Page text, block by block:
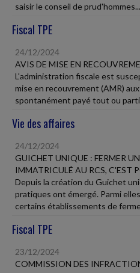
saisir le conseil de prud'hommes...
Fiscal TPE
24/12/2024
AVIS DE MISE EN
L'administration fiscale est
mise en recouvrement (AMR)
spontanément payé tout ou
Vie des affaires
24/12/2024
GUICHET UNIQUE : FERMER
IMMATRICULÉ AU RCS, C'EST
Depuis la création du Guichet
pratiques ont émergé. Parmi
certains établissements de
Fiscal TPE
23/12/2024
COMMISSION DES